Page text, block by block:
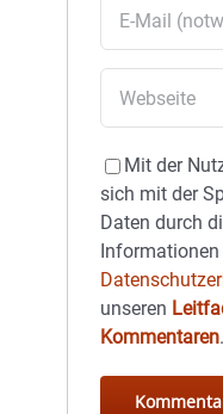
Mit der
sich mit der
Daten durch
Informationen
unseren
Kommentaren